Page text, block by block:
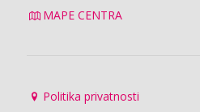
MAPE CENTRA
Politika privatnosti